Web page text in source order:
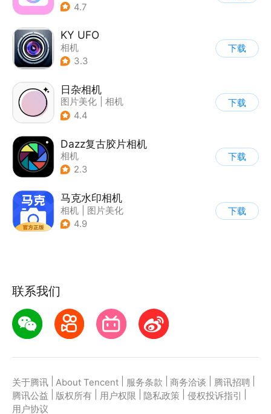
4.7
KY UFO
相机
3.3
下载
日杂相机
图片美化
相机
| 拼图/美化
4.4
下载
Dazz复古胶片相机
相机
2.3
下载
马克水印相机
相机
图片美化
4.9
下载
联系我们
关于腾讯 About Tencent 服务条款 商务洽谈 腾讯招聘
腾讯公益
版权所有 用户权限 隐私政策 侵权投诉指引
用户协议